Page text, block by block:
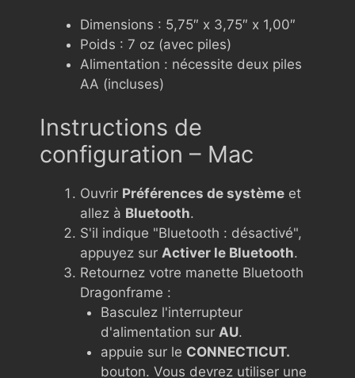
Dimensions : 5,75″ x 3,75″ x 1,00″
Poids : 7 oz (avec piles)
Alimentation : nécessite deux piles
AA (incluses)
Instructions de
configuration – Mac
Ouvrir Préférences de système et
allez à Bluetooth.
S'il indique "Bluetooth : désactivé",
appuyez sur Activer le Bluetooth.
Retournez votre manette Bluetooth
Dragonframe :
Basculez l'interrupteur
d'alimentation sur AU.
appuie sur le CONNECTICUT.
bouton. Vous devrez utiliser une